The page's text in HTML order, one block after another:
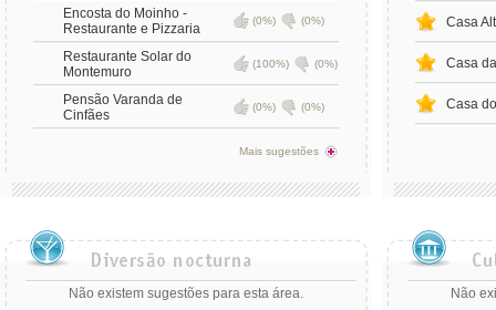
Encosta do Moinho -
Restaurante e Pizzaria
(0%) (0%)
Restaurante Solar do
Montemuro
(100%) (0%)
Pensão Varanda de
Cinfães
(0%) (0%)
Mais sugestões
Casa
Casa
Casa
Não existem sugestões para esta área.
Não